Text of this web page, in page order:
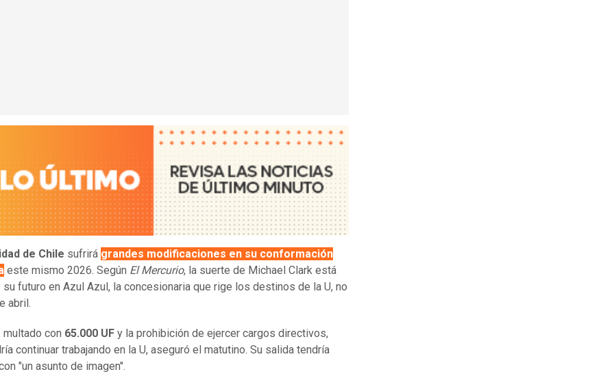
de Chile sufrirá grandes modificaciones en su conformación
este mismo 2026. Según El Mercurio, la suerte de Michael Clark está
su futuro en Azul Azul, la concesionaria que rige los destinos de la U, no
abril.
multado con 65.000 UF y la prohibición de ejercer cargos directivos,
continuar trabajando en la U, aseguró el matutino. Su salida tendría
"un asunto de imagen".